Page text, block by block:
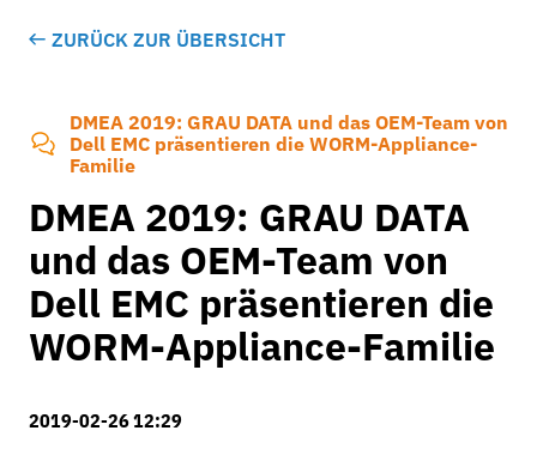
ZURÜCK ZUR ÜBERSICHT
DMEA 2019: GRAU DATA und das OEM-Team von
Dell EMC präsentieren die WORM-Appliance-
Familie
DMEA 2019: GRAU DATA
und das OEM-Team von
Dell EMC präsentieren die
WORM-Appliance-Familie
2019-02-26 12:29